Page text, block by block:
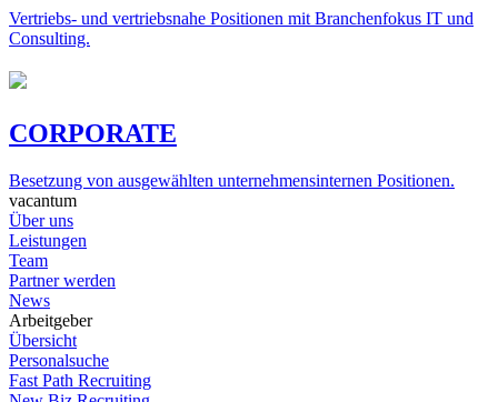
Vertriebs- und vertriebsnahe Positionen mit Branchenfokus IT und
Consulting.
CORPORATE
Besetzung von ausgewählten unternehmensinternen Positionen.
vacantum
Über uns
Leistungen
Team
Partner werden
News
Arbeitgeber
Übersicht
Personalsuche
Fast Path Recruiting